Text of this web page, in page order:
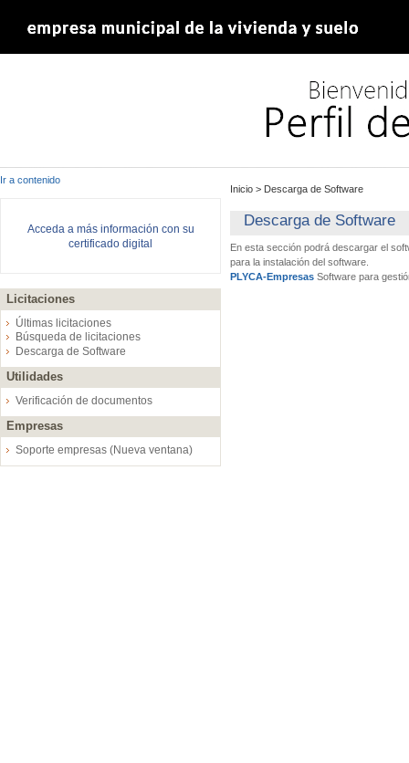
Ir a contenido
Acceda a más información con su
certificado digital
Licitaciones
Últimas licitaciones
Búsqueda de licitaciones
Descarga de Software
Utilidades
Verificación de documentos
Empresas
Soporte empresas (Nueva ventana)
Inicio > Descarga de Software
Descarga de Software
En esta sección podrá descargar el
para la instalación del software.
PLYCA-Empresas Software para